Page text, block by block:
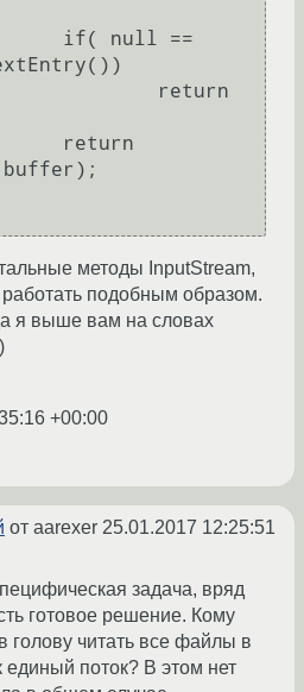
методы InputStream,
работать подобным образом.
я выше вам на словах
+00:00
от aarexer 25.01.2017 12:25:51
задача, вряд
готовое решение. Кому
голову читать все файлы в
единый поток? В этом нет